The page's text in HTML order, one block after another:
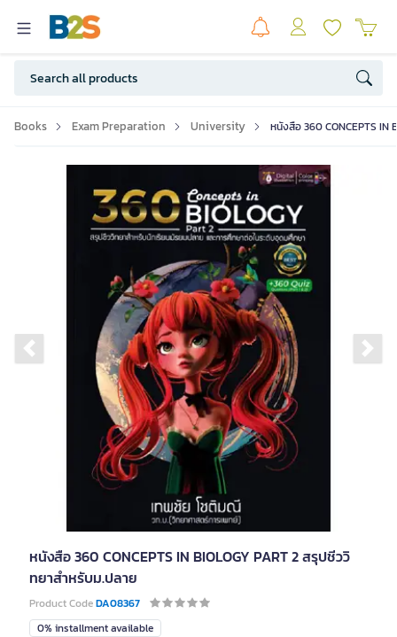
Books Exam Preparation University หนังสือ 360 CONCEPTS IN
Previous slide
หนังสือ 360 CONCEPTS IN BIOLOGY PART 2 สรุปชีววิ
ทยาสำหรับม.ปลาย
Product CodeDA08367
0% installment available